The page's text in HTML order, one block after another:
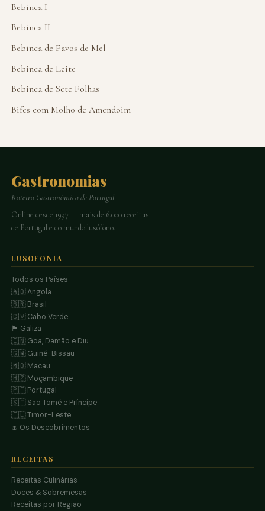
Bebinca I
Bebinca II
Bebinca de Favos de Mel
Bebinca de Leite
Bebinca de Sete Folhas
Bifes com Molho de Amendoim
Gastronomias
Roteiro Gastronómico de Portugal
Online desde 1997 — mais de 6.000 receitas
de Portugal e do mundo lusófono.
LUSOFONIA
Todos os Países
🇦🇴 Angola
🇧🇷 Brasil
🇨🇻 Cabo Verde
🏴 Galiza
🇮🇳 Goa, Damão e Diu
🇬🇼 Guiné-Bissau
🇲🇴 Macau
🇲🇿 Moçambique
🇵🇹 Portugal
🇸🇹 São Tomé e Príncipe
🇹🇱 Timor-Leste
⚓ Os Descobrimentos
RECEITAS
Receitas Culinárias
Doces & Sobremesas
Receitas por Região